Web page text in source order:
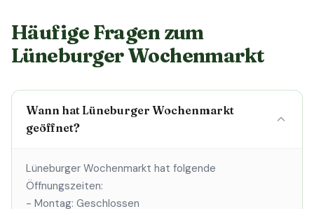
Häufige Fragen zum
Lüneburger Wochenmarkt
Wann hat Lüneburger Wochenmarkt
geöffnet?
Lüneburger Wochenmarkt hat folgende
Öffnungszeiten:
- Montag: Geschlossen